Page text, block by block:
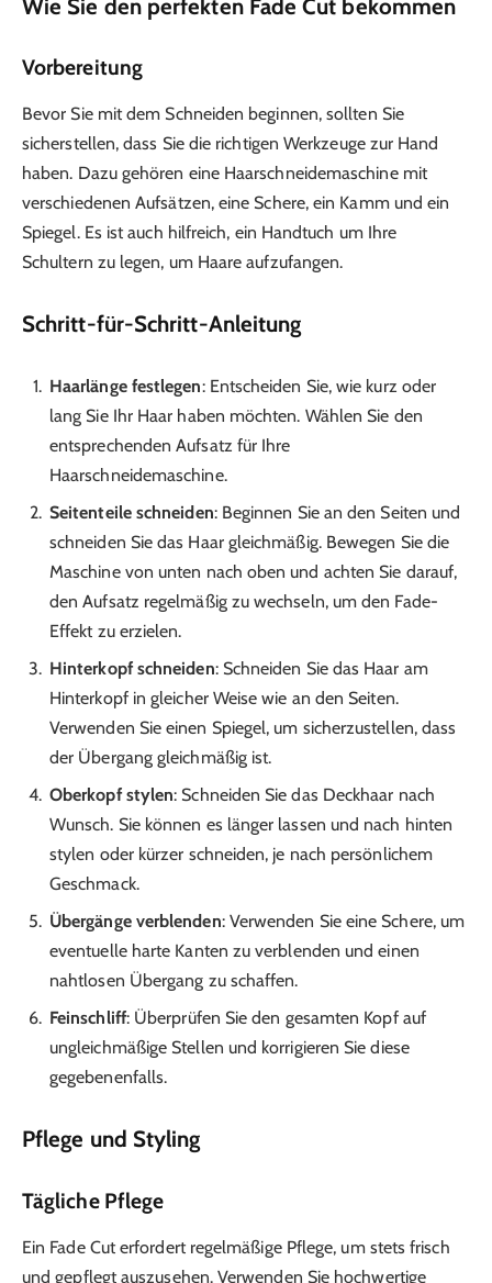
Wie Sie den perfekten Fade Cut bekommen
Vorbereitung
Bevor Sie mit dem Schneiden beginnen, sollten Sie
sicherstellen, dass Sie die richtigen Werkzeuge zur Hand
haben. Dazu gehören eine Haarschneidemaschine mit
verschiedenen Aufsätzen, eine Schere, ein Kamm und ein
Spiegel. Es ist auch hilfreich, ein Handtuch um Ihre
Schultern zu legen, um Haare aufzufangen.
Schritt-für-Schritt-Anleitung
Haarlänge festlegen: Entscheiden Sie, wie kurz oder
lang Sie Ihr Haar haben möchten. Wählen Sie den
entsprechenden Aufsatz für Ihre
Haarschneidemaschine.
Seitenteile schneiden: Beginnen Sie an den Seiten und
schneiden Sie das Haar gleichmäßig. Bewegen Sie die
Maschine von unten nach oben und achten Sie darauf,
den Aufsatz regelmäßig zu wechseln, um den Fade-
Effekt zu erzielen.
Hinterkopf schneiden: Schneiden Sie das Haar am
Hinterkopf in gleicher Weise wie an den Seiten.
Verwenden Sie einen Spiegel, um sicherzustellen, dass
der Übergang gleichmäßig ist.
Oberkopf stylen: Schneiden Sie das Deckhaar nach
Wunsch. Sie können es länger lassen und nach hinten
stylen oder kürzer schneiden, je nach persönlichem
Geschmack.
Übergänge verblenden: Verwenden Sie eine Schere, um
eventuelle harte Kanten zu verblenden und einen
nahtlosen Übergang zu schaffen.
Feinschliff: Überprüfen Sie den gesamten Kopf auf
ungleichmäßige Stellen und korrigieren Sie diese
gegebenenfalls.
Pflege und Styling
Tägliche Pflege
Ein Fade Cut erfordert regelmäßige Pflege, um stets frisch
und gepflegt auszusehen. Verwenden Sie hochwertige